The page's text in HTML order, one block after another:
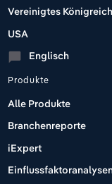
Vereinigtes Königreich
USA
chat_bubble Englisch
Produkte
Alle Produkte
Branchenreporte
iExpert